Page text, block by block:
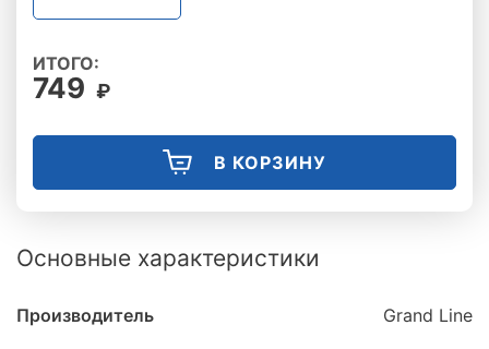
ИТОГО:
749 ₽
В КОРЗИНУ
Основные характеристики
Производитель Grand Line